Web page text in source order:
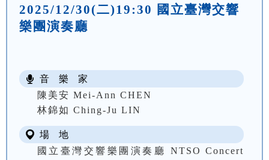
2025/12/30(二)19:30 國立臺灣交響
樂團演奏廳
音 樂 家
陳美安 Mei-Ann CHEN
林錦如 Ching-Ju LIN
場 地
國立臺灣交響樂團演奏廳 NTSO Concert